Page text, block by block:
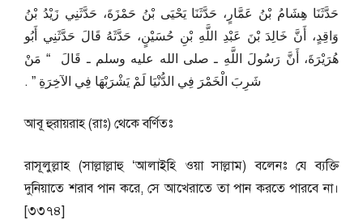
حَدَّثَنَا هِشَامُ بْنُ عَمَّارٍ، حَدَّثَنَا يَحْيَى بْنُ حَمْزَةَ، حَدَّثَنِي زَيْدُ بْنُ
وَاقِدٍ، أَنَّ خَالِدَ بْنَ عَبْدِ اللَّهِ بْنِ حُسَيْنٍ، حَدَّثَهُ قَالَ حَدَّثَنِي أَبُو
هُرَيْرَةَ، أَنَّ رَسُولَ اللَّهِ ـ صلى الله عليه وسلم ـ قَالَ ‏ “‏ مَنْ
شَرِبَ الْخَمْرَ فِي الدُّنْيَا لَمْ يَشْرَبْهَا فِي الآخِرَةِ ‏”‏ ‏.‏
আবূ হুরায়রাহ (রাঃ) থেকে বর্ণিতঃ
রাসূলুল্লাহ (সাল্লাল্লাহু ‘আলাইহি ওয়া সাল্লাম) বলেনঃ যে ব্যক্তি
দুনিয়াতে শরাব পান করে, সে আখেরাতে তা পান করতে পারবে না।
[৩৩৭৪]